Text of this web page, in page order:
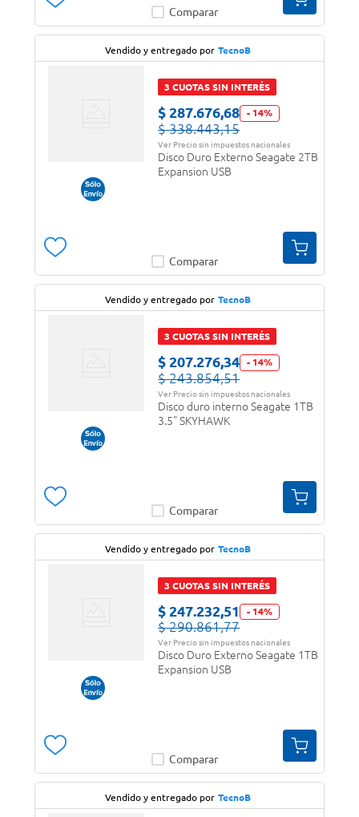
Comparar
Vendido y entregado por TecnoB
3 CUOTAS SIN INTERÉS
$ 287.676,68 - 14%
$ 338.443,15
Ver Precio sin impuestos nacionales
Disco Duro Externo Seagate 2TB
Expansion USB
Comparar
Vendido y entregado por TecnoB
3 CUOTAS SIN INTERÉS
$ 207.276,34 - 14%
$ 243.854,51
Ver Precio sin impuestos nacionales
Disco duro interno Seagate 1TB
3.5" SKYHAWK
Comparar
Vendido y entregado por TecnoB
3 CUOTAS SIN INTERÉS
$ 247.232,51 - 14%
$ 290.861,77
Ver Precio sin impuestos nacionales
Disco Duro Externo Seagate 1TB
Expansion USB
Comparar
Vendido y entregado por TecnoB